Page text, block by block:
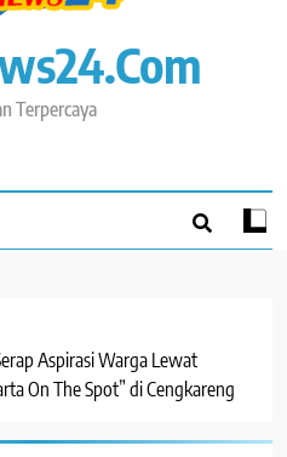
Terpercaya
Aspirasi Warga Lewat
On The Spot” di Cengkareng